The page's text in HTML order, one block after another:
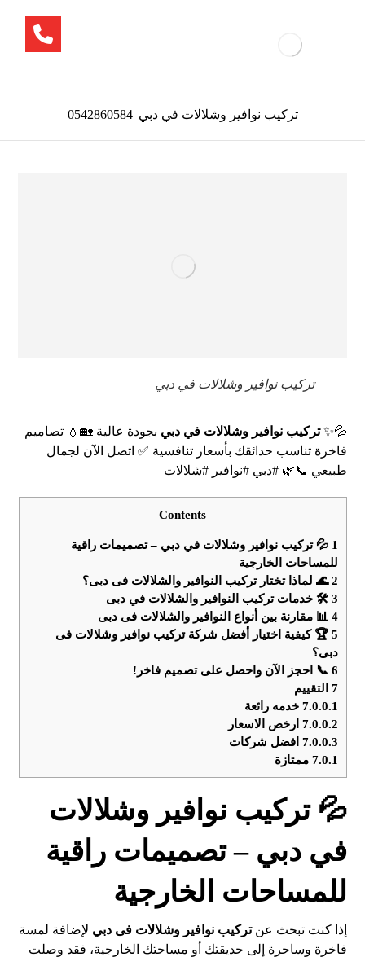
تركيب نوافير وشلالات في دبي |0542860584
تركيب نوافير وشلالات في دبي
💦✨تركيب نوافير وشلالات في دبي بجودة عالية 🏡💧 تصاميم
فاخرة تناسب حدائقك بأسعار تنافسية ✅ اتصل الآن لجمال
طبيعي 📞🌿 #دبي #نوافير #شلالات
Contents
1 💦 تركيب نوافير وشلالات في دبي – تصميمات راقية
للمساحات الخارجية
2🌊 لماذا تختار تركيب النوافير والشلالات فى دبى؟
3 🛠️ خدمات تركيب النوافير والشلالات في دبى
4 📊 مقارنة بين أنواع النوافير والشلالات فى دبى
5 🏆 كيفية اختيار أفضل شركة تركيب نوافير وشلالات فى
دبى؟
6 📞 احجز الآن واحصل على تصميم فاخر!
7 التقييم
7.0.0.1 خدمه رائعة
7.0.0.2 ارخص الاسعار
7.0.0.3 افضل شركات
7.0.1 ممتازة
💦 تركيب نوافير وشلالات
في دبي – تصميمات راقية
للمساحات الخارجية
إذا كنت تبحث عنتركيب نوافير وشلالات فىدبي لإضافة لمسة
فاخرة وساحرة إلى حديقتك أو مساحتك الخارجية، فقد وصلت